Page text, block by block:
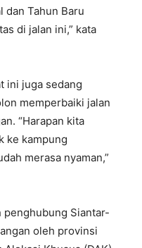
dan Tahun Baru
di jalan ini,” kata
ini juga sedang
memperbaiki jalan
“Harapan kita
ke kampung
merasa nyaman,”
penghubung Siantar-
oleh provinsi